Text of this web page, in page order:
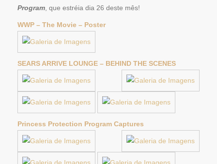
Program , que estréia dia 26 deste mês!
WWP – The Movie – Poster
SEARS ARRIVE LOUNGE – BEHIND THE SCENES
Princess Protection Program Captures